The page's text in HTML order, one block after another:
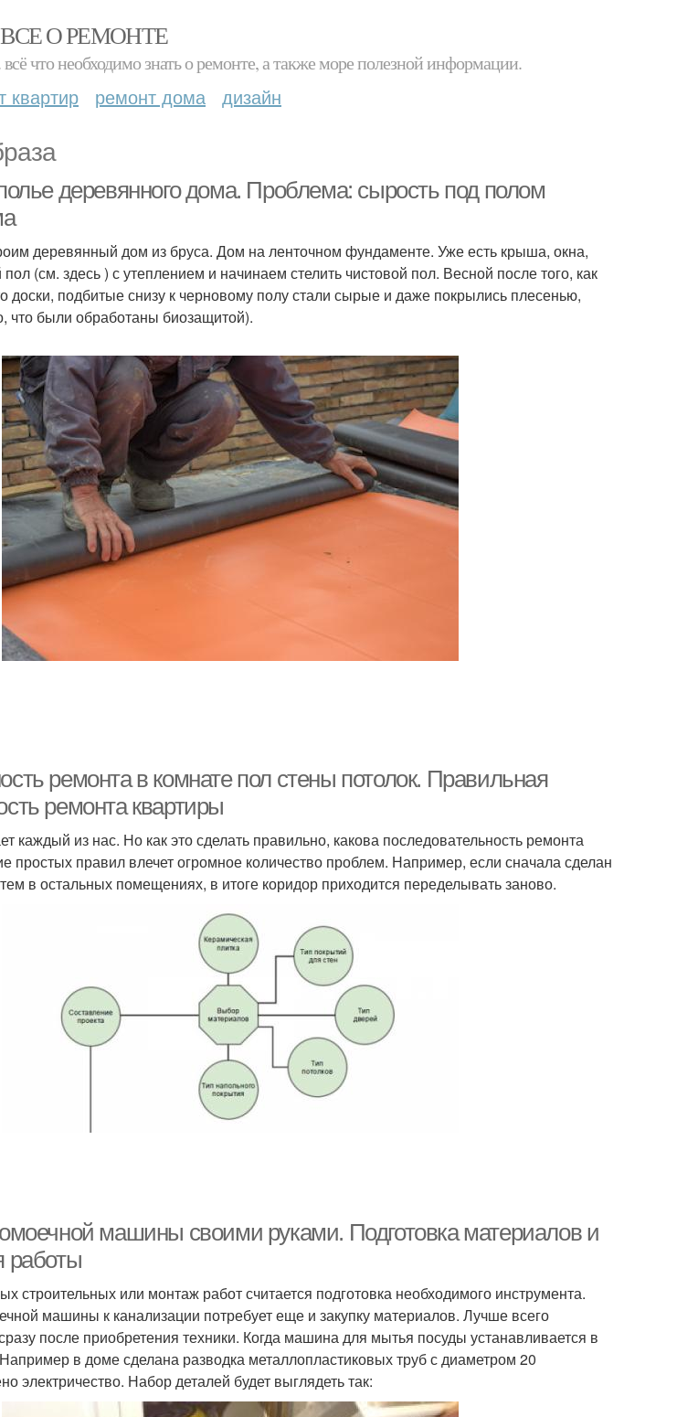
ВСЕ О РЕМОНТЕ
что необходимо знать о ремонте, а также море полезной информации.
квартир ремонт дома дизайн
деревянного дома. Проблема: сырость под полом
деревянный дом из бруса. Дом на ленточном фундаменте. Уже есть крыша, окна,
(см. здесь ) с утеплением и начинаем стелить чистовой пол. Весной после того, как
доски, подбитые снизу к черновому полу стали сырые и даже покрылись плесенью,
что были обработаны биозащитой).
ремонта в комнате пол стены потолок. Правильная
ремонта квартиры
каждый из нас. Но как это сделать правильно, какова последовательность ремонта
простых правил влечет огромное количество проблем. Например, если сначала сделан
в остальных помещениях, в итоге коридор приходится переделывать заново.
машины своими руками. Подготовка материалов и
работы
строительных или монтаж работ считается подготовка необходимого инструмента.
машины к канализации потребует еще и закупку материалов. Лучше всего
после приобретения техники. Когда машина для мытья посуды устанавливается в
в доме сделана разводка металлопластиковых труб с диаметром 20
электричество. Набор деталей будет выглядеть так: